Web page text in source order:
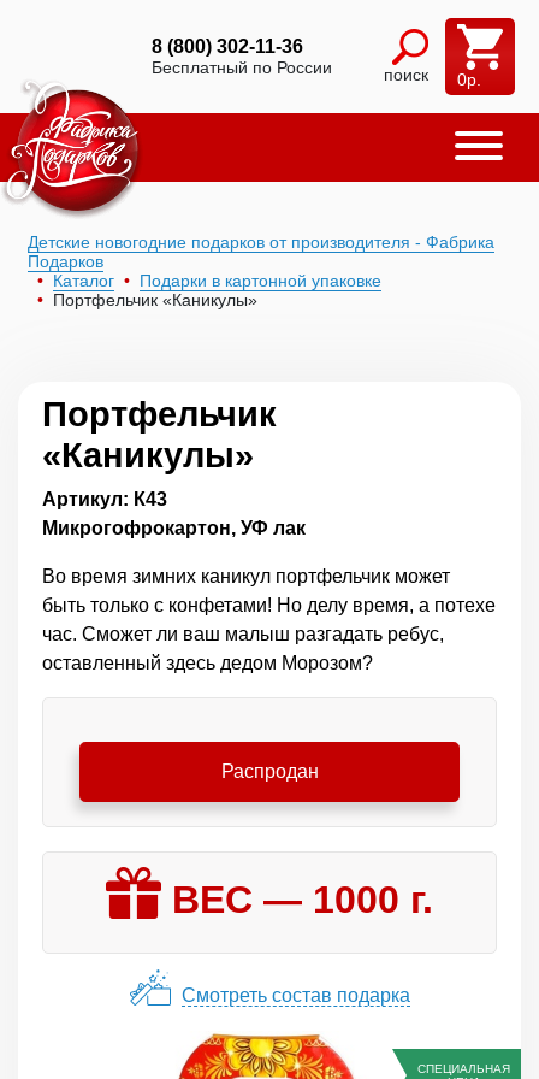
8 (800) 302-11-36
Бесплатный по России поиск 0р.
Детские новогодние подарков от производителя - Фабрика
Подарков
Каталог
Подарки в картонной упаковке
Портфельчик «Каникулы»
СПЕЦИАЛЬНАЯ
Портфельчик
«Каникулы»
Артикул: К43
Микрогофрокартон, УФ лак
Во время зимних каникул портфельчик может
быть только с конфетами! Но делу время, а потехе
час. Сможет ли ваш малыш разгадать ребус,
оставленный здесь дедом Морозом?
Распродан
ВЕС — 1000 г.
Смотреть состав подарка